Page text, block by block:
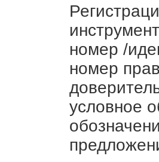
номер /
номер
условное